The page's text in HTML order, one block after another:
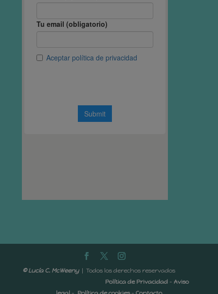
© Lucía C. McWeeny
| Todos los derechos reservados
Política de Privacidad - Aviso